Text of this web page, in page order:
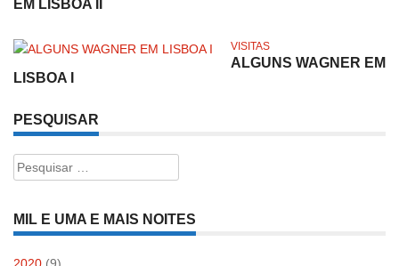
EM LISBOA II
VISITAS
ALGUNS WAGNER EM
LISBOA I
PESQUISAR
Pesquisar
por:
MIL E UMA E MAIS NOITES
2020 (9)